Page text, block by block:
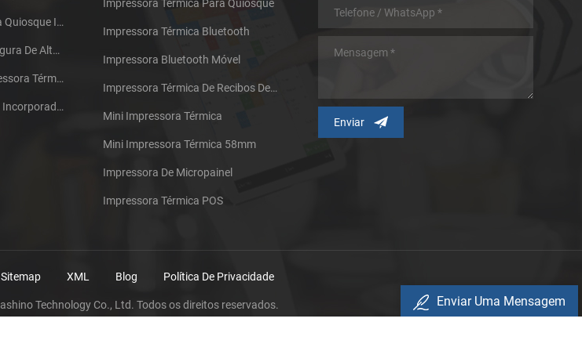
KP-300H 3inch Térmica Quiosque Impressora Módulo De
KP-300V 80mm De Largura De Alta Velocidade Quiosque Impressora Térmica
EP-380CK 80mm Impressora Térmica Com Tampa De Bloqueio
TTL DC12V 58mm Mini Incorporado Táxi Impressora Térmica De Recibos
Impressora Térmica Para Quiosque
Impressora Térmica Bluetooth
Impressora Bluetooth Móvel
Impressora Térmica De Recibos De Micro Painel
Mini Impressora Térmica
Mini Impressora Térmica 58mm
Impressora De Micropainel
Impressora Térmica POS
Sitemap XML Blog Política De Privacidade
Technology Co., Ltd. Todos os direitos reservados. Enviar Uma Mensagem